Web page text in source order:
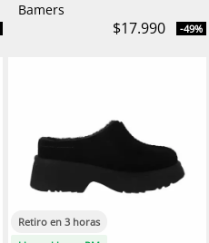
Bamers
$17.990 -49%
Retiro en 3 horas